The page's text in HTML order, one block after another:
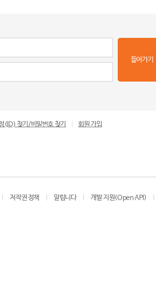
들어가기
(ID) 찾기/비밀번호 찾기 회원 가입
저작권 정책 알립니다 개발 지원(Open API)